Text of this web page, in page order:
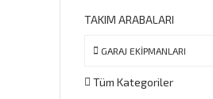
TAKIM ARABALARI
GARAJ EKİPMANLARI
Tüm Kategoriler